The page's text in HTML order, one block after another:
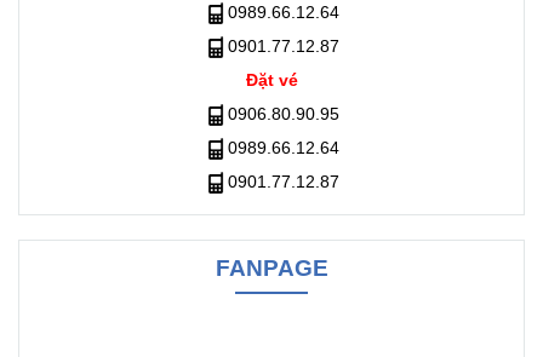
0989.66.12.64
0901.77.12.87
Đặt vé
0906.80.90.95
0989.66.12.64
0901.77.12.87
FANPAGE